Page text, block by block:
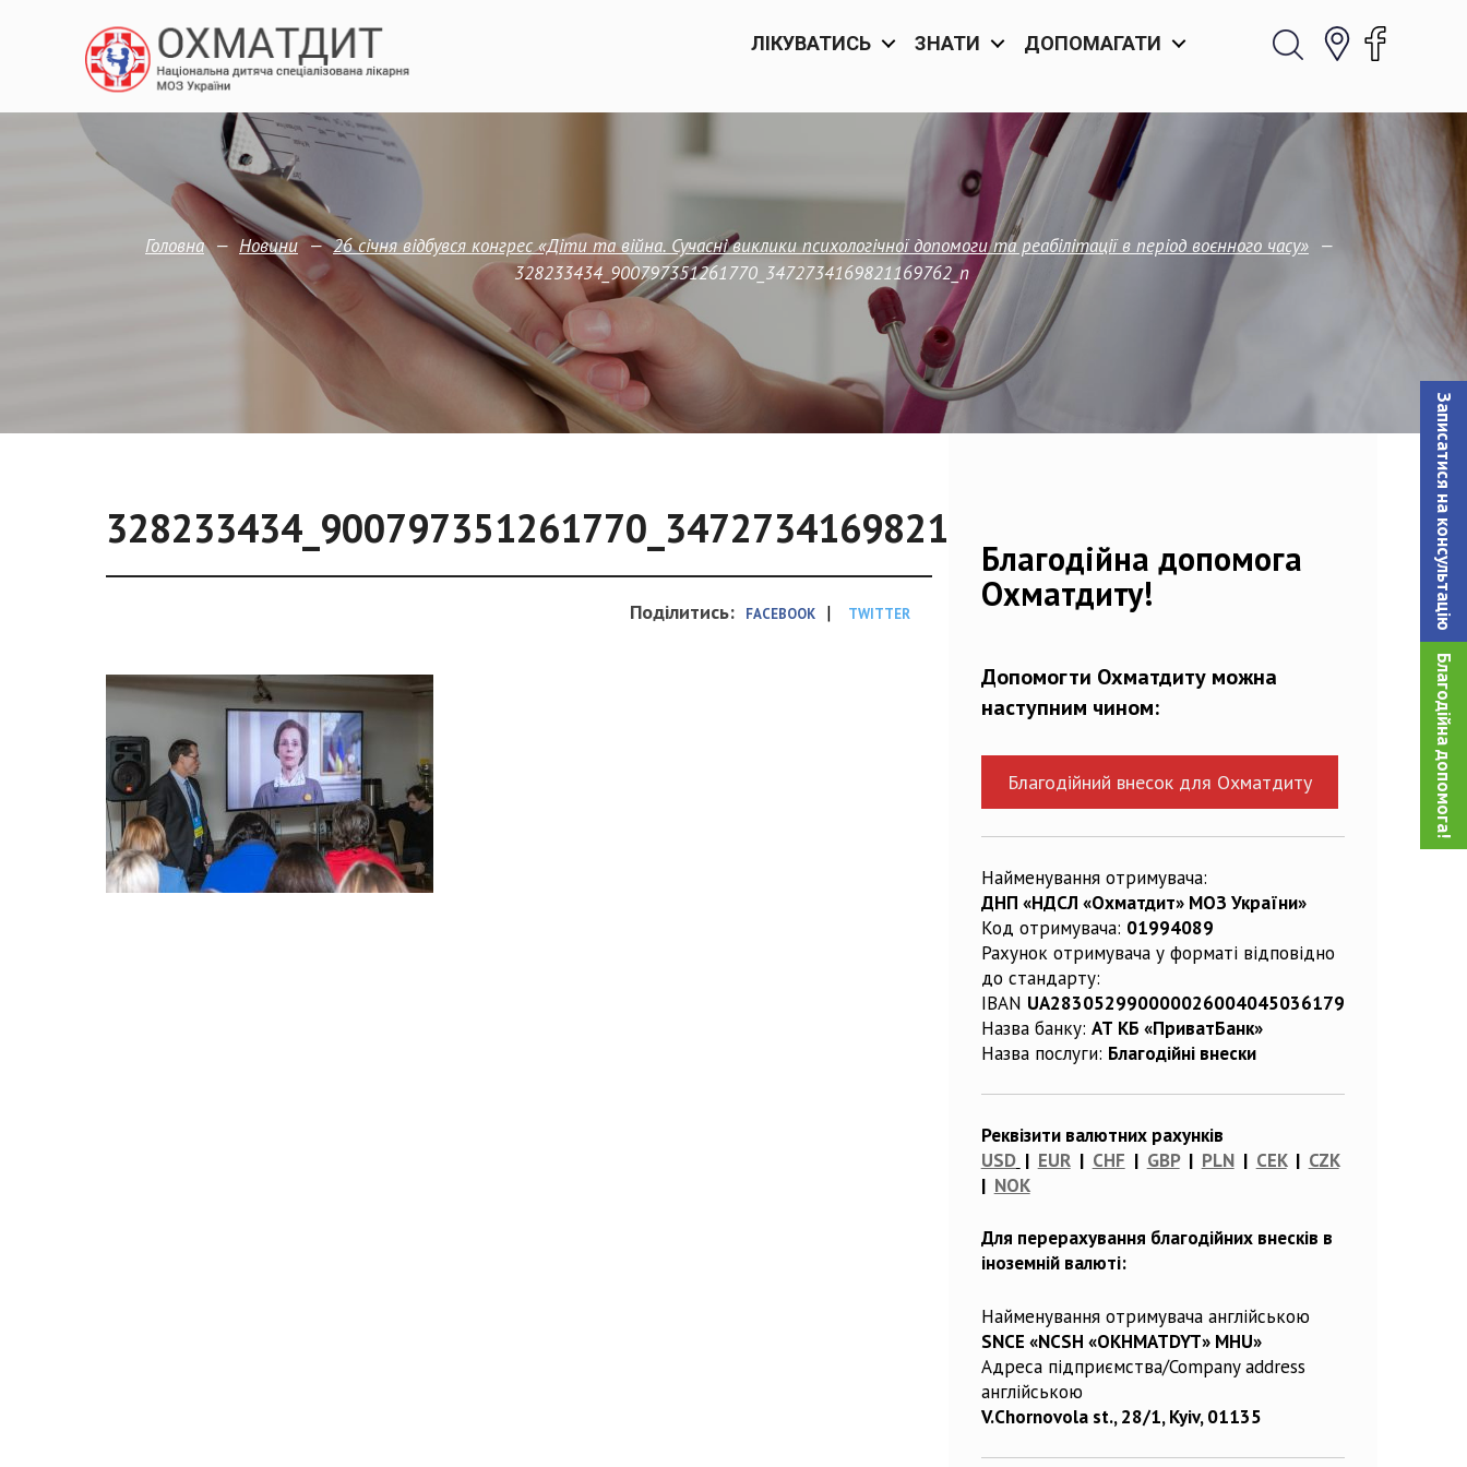
Записатися на консультацiю
Благодійна допомога!
ЛІКУВАТИСЬ ЗНАТИ ДОПОМАГАТИ
Головна — Новини — 26 січня відбувся конгрес «Діти та війна. Сучасні виклики психологічної допомоги та реабілітації в період воєнного часу» —
328233434_900797351261770_3472734169821169762_n
328233434_900797351261770_3472734169821169762_n
Поділитись: FACEBOOK | TWITTER
Благодійна допомога
Охматдиту!
Допомогти Охматдиту можна
наступним чином:
Благодійний внесок для Охматдиту
Найменування отримувача:
ДНП «НДСЛ «Охматдит» МОЗ України»
Код отримувача: 01994089
Рахунок отримувача у форматі відповідно
до стандарту:
IBAN UA283052990000026004045036179
Назва банку: АТ КБ «ПриватБанк»
Назва послуги: Благодійні внески
Реквізити валютних рахунків
USD | EUR| CHF | GBP| PLN| CEK| CZK
| NOK
Для перерахування благодійних внесків в
іноземній валюті:
Найменування отримувача англійською
SNCE «NCSH «OKHMATDYT» MHU»
Адреса підприємства/Company address
англійською
V.Chornovola st., 28/1, Kyiv, 01135